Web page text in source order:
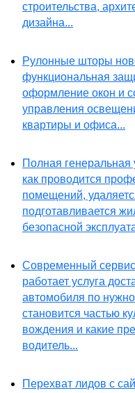
строительства,
дизайна...
Рулонные шторы
функциональная
оформление окон и
управления
квартиры и офиса...
Полная
как проводится
помещений,
подготавливается
безопасной
Современный сервис
работает услуга
автомобиля по
становится частью
вождения и какие
водитель...
Перехват лидов с